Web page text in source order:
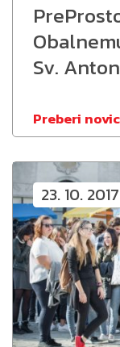
Sv.
Preberi
23. 10. 2017